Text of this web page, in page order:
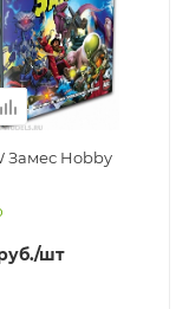
Замес Hobby
/шт